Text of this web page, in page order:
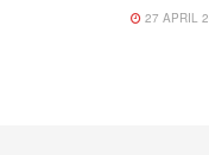
27 APRIL